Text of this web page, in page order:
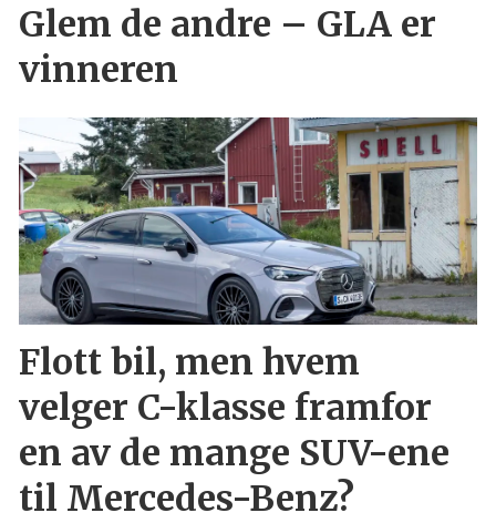
Glem de andre – GLA er
vinneren
Flott bil, men hvem
velger C-klasse framfor
en av de mange SUV-ene
til Mercedes-Benz?